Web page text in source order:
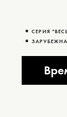
СЕРИЯ